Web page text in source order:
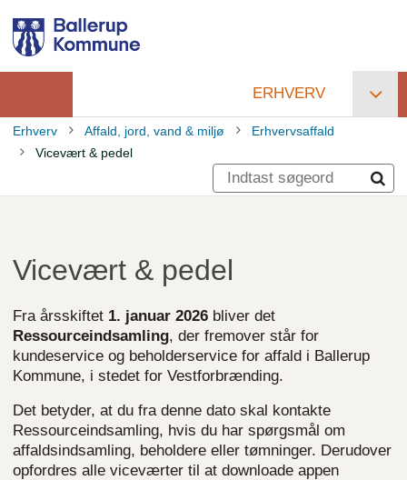
hovedindhold
Primær
navigation
ERHVERV
Brødkrumme
Erhverv Affald, jord, vand & miljø
Erhvervsaffald
Vicevært & pedel
Vicevært & pedel
Fra årsskiftet 1. januar 2026 bliver det
Ressourceindsamling, der fremover står for
kundeservice og beholderservice for affald i Ballerup
Kommune, i stedet for Vestforbrænding.
Det betyder, at du fra denne dato skal kontakte
Ressourceindsamling, hvis du har spørgsmål om
affaldsindsamling, beholdere eller tømninger. Derudover
opfordres alle viceværter til at downloade appen